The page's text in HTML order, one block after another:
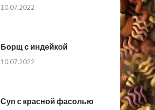
10.07.2022
Борщ с индейкой
10.07.2022
Суп с красной фасолью